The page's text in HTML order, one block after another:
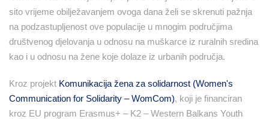
sito vrijeme obilježavanjem ovoga dana želi se skrenuti pažnja
na podzastupljenost ove populacije u mnogim područjima
društvenog djelovanja u odnosu na muškarce iz ruralnih sredina
kao i u odnosu na žene koje dolaze iz urbanih područja.
Kroz projekt Komunikacija žena za solidarnost (Women's
Communication for Solidarity – WomCom), koji je financiran
kroz EU program Erasmus+ – K2 – Western Balkans Youth